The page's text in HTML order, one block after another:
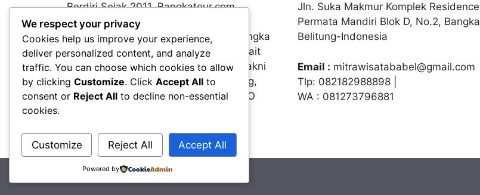
Berdiri Sejak 2011, Bangkatour.com
merupakan salah satu pionir agent
perjalanan wisata online terbaik di Bangka
Belitung. Produk yang disediakan terkait
terkait dengan travel dan transport, yakni
paket paket liburan ke Bangka Belitung,
Sewa Mobil & Jasa Event Organzer (EO
Jln. Suka Makmur Komplek Residence
Permata Mandiri Blok D, No.2, Bangka
Belitung-Indonesia
Email : mitrawisatababel@gmail.com
Tlp: 082182988898 |
WA : 081273796881
We respect your privacy
Cookies help us improve your experience,
deliver personalized content, and analyze
traffic. You can choose which cookies to allow
by clicking Customize. Click Accept All to
consent or Reject All to decline non-essential
cookies.
Customize Reject All Accept All
Powered by